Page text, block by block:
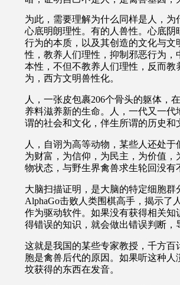
为此，需要理解为什么同样是人，
心底明朗理性。有的人兽性。心底
行为的本质，以及其创造的文化与
性，教养人们理性，抑制邪恶行为
本性，不但不教养人们理性，反而
为，西方文明兽性化。
人，一张皮包裹206个骨头的躯体，
养料滋养新的生命。人，一代又一
谓的社会和文化，伴生所谓的历史和
人，自诩为高等动物，某些人还处
为财富，为信仰，为民主，为价值
物状态，与野生界禽兽求生轮回没有
大脑扫描证明，是大脑的特定细胞
AlphaGo击败人类围棋高手，揭示了
作为驱动软件。如果没有获得相关
得错误的知识，就会做出错误判断，
这就是我国的某些专家教授，千方
胞是禽兽后代的原因。如果听这种
坟获得的东西在发音。